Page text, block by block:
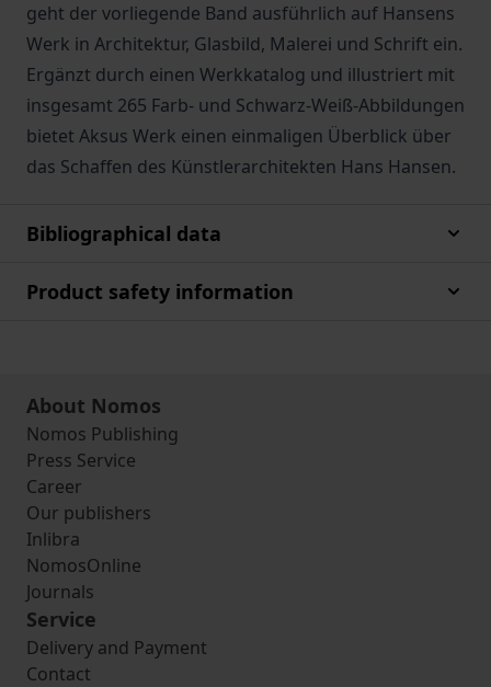
geht der vorliegende Band ausführlich auf Hansens
Werk in Architektur, Glasbild, Malerei und Schrift ein.
Ergänzt durch einen Werkkatalog und illustriert mit
insgesamt 265 Farb- und Schwarz-Weiß-Abbildungen
bietet Aksus Werk einen einmaligen Überblick über
das Schaffen des Künstlerarchitekten Hans Hansen.
Bibliographical data
Product safety information
About Nomos
Nomos Publishing
Press Service
Career
Our publishers
Inlibra
NomosOnline
Journals
Service
Delivery and Payment
Contact